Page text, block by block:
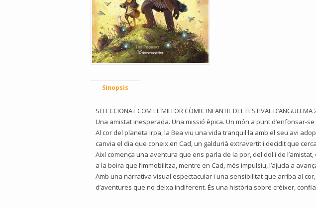
Sinopsis
SELECCIONAT COM EL MILLOR CÒMIC INFANTIL DEL FESTIVAL D’ANGULEMA
Una amistat inesperada. Una missió èpica. Un món a punt d’enfonsar-
Al cor del planeta Irpa, la Bea viu una vida tranquil·la amb el seu avi
canvia el dia que coneix en Cad, un galdurià extravertit i decidit que
Així comença una aventura que ens parla de la por, del dol i de
a la boira que l’immobilitza, mentre en Cad, més impulsiu, l’ajuda a
Amb una narrativa visual espectacular i una sensibilitat que arriba al
d’aventures que no deixa indiferent. És una història sobre créixer,